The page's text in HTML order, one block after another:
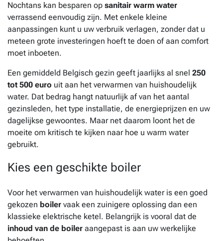
Nochtans kan besparen op sanitair warm water
verrassend eenvoudig zijn. Met enkele kleine
aanpassingen kunt u uw verbruik verlagen, zonder dat u
meteen grote investeringen hoeft te doen of aan comfort
moet inboeten.
Een gemiddeld Belgisch gezin geeft jaarlijks al snel 250
tot 500 euro uit aan het verwarmen van huishoudelijk
water. Dat bedrag hangt natuurlijk af van het aantal
gezinsleden, het type installatie, de energieprijzen en uw
dagelijkse gewoontes. Maar net daarom loont het de
moeite om kritisch te kijken naar hoe u warm water
gebruikt.
Kies een geschikte boiler
Voor het verwarmen van huishoudelijk water is een goed
gekozen boiler vaak een zuinigere oplossing dan een
klassieke elektrische ketel. Belangrijk is vooral dat de
inhoud van de boiler aangepast is aan uw werkelijke